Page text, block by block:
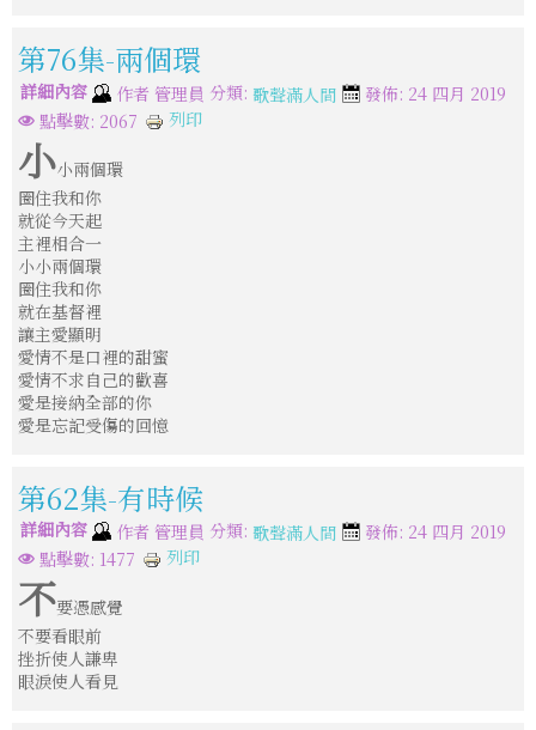
第76集-兩個環
詳細內容 作者 管理員 分類: 歌聲滿人間
發佈: 24 四月 2019
點擊數: 2067
列印
小小兩個環
圈住我和你
就從今天起
主裡相合一
小小兩個環
圈住我和你
就在基督裡
讓主愛顯明
愛情不是口裡的甜蜜
愛情不求自己的歡喜
愛是接納全部的你
愛是忘記受傷的回憶
第62集-有時候
詳細內容 作者 管理員 分類: 歌聲滿人間
發佈: 24 四月 2019
點擊數: 1477
列印
不要憑感覺
不要看眼前
挫折使人謙卑
眼淚使人看見